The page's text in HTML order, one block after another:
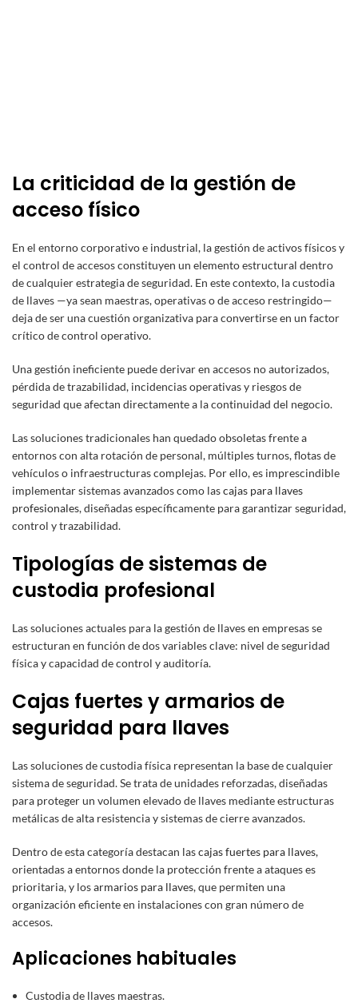
La criticidad de la gestión de
acceso físico
En el entorno corporativo e industrial, la gestión de activos físicos y
el control de accesos constituyen un elemento estructural dentro
de cualquier estrategia de seguridad. En este contexto, la custodia
de llaves —ya sean maestras, operativas o de acceso restringido—
deja de ser una cuestión organizativa para convertirse en un factor
crítico de control operativo.
Una gestión ineficiente puede derivar en accesos no autorizados,
pérdida de trazabilidad, incidencias operativas y riesgos de
seguridad que afectan directamente a la continuidad del negocio.
Las soluciones tradicionales han quedado obsoletas frente a
entornos con alta rotación de personal, múltiples turnos, flotas de
vehículos o infraestructuras complejas. Por ello, es imprescindible
implementar sistemas avanzados como lascajas para llaves
profesionales, diseñadas específicamente para garantizar seguridad,
control y trazabilidad.
Tipologías de sistemas de
custodia profesional
Las soluciones actuales para la gestión de llaves en empresas se
estructuran en función de dos variables clave: nivel de seguridad
física y capacidad de control y auditoría.
Cajas fuertes y armarios de
seguridad para llaves
Las soluciones de custodia física representan la base de cualquier
sistema de seguridad. Se trata de unidades reforzadas, diseñadas
para proteger un volumen elevado de llaves mediante estructuras
metálicas de alta resistencia y sistemas de cierre avanzados.
Dentro de esta categoría destacan lascajas fuertes para llaves,
orientadas a entornos donde la protección frente a ataques es
prioritaria, y losarmarios para llaves, que permiten una
organización eficiente en instalaciones con gran número de
accesos.
Aplicaciones habituales
Custodia de llaves maestras.